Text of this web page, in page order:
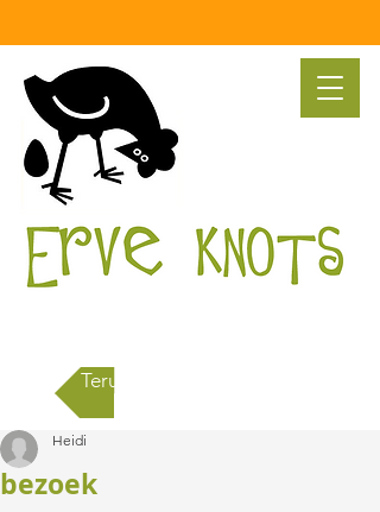
Terug naar alle berichten
bezoek
Heidi